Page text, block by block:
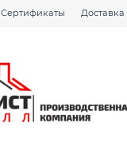
Сертификаты Доставка